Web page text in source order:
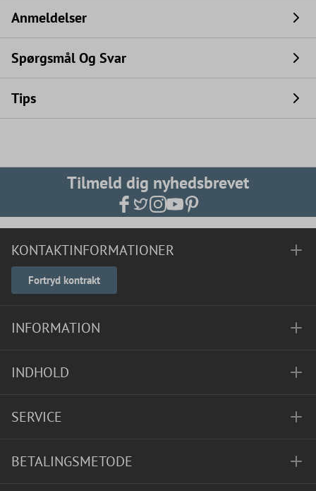
Anmeldelser
Spørgsmål Og Svar
Tips
Tilmeld dig nyhedsbrevet
KONTAKTINFORMATIONER
Fortryd kontrakt
INFORMATION
INDHOLD
SERVICE
BETALINGSMETODE